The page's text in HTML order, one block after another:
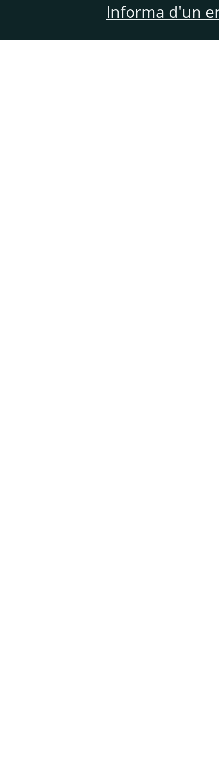
Informa d'un